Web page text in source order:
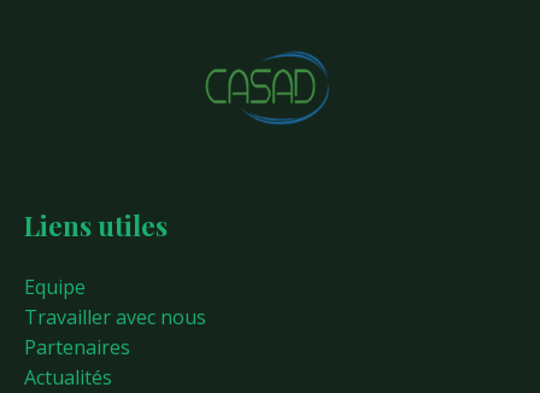
Liens utiles
Equipe
Travailler avec nous
Partenaires
Actualités